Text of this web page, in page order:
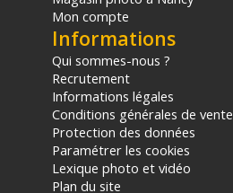
Mon compte
Informations
Qui sommes-nous ?
Recrutement
Informations légales
Conditions générales de vente
Protection des données
Paramétrer les cookies
Lexique photo et vidéo
Plan du site